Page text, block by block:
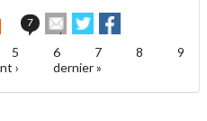
7
Envoyer
cet
article
ami
Partager
sur
Twitter
sur
Facebook
5 6 7 8
9
› dernier »